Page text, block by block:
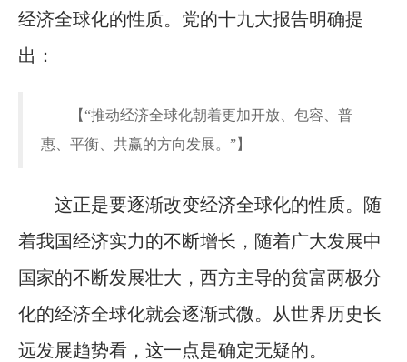
经济全球化的性质。党的十九大报告明确提
出：
【“推动经济全球化朝着更加开放、包容、普
惠、平衡、共赢的方向发展。”】
这正是要逐渐改变经济全球化的性质。随
着我国经济实力的不断增长，随着广大发展中
国家的不断发展壮大，西方主导的贫富两极分
化的经济全球化就会逐渐式微。从世界历史长
远发展趋势看，这一点是确定无疑的。